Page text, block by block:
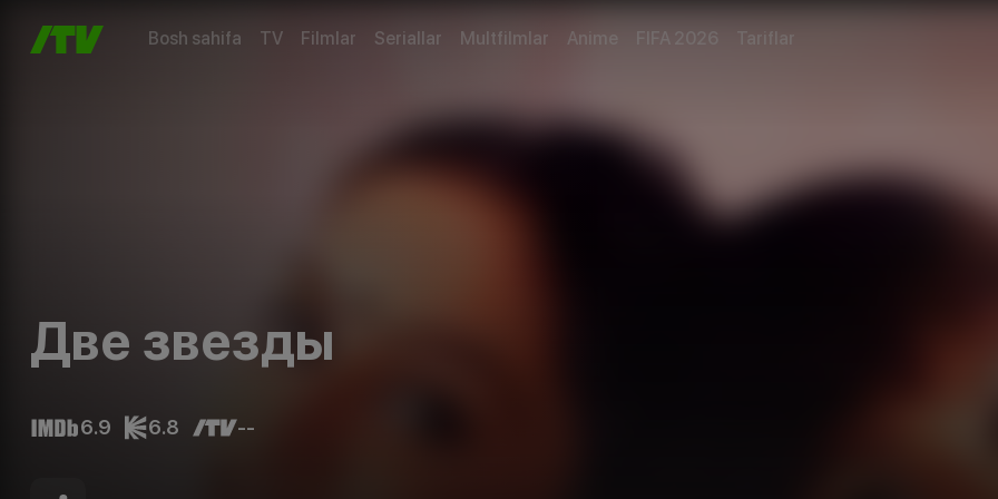
Bosh sahifa TV Filmlar Seriallar Multfilmlar Anime FIFA 2026 Tariflar
Две звезды
6.9 6.8 --